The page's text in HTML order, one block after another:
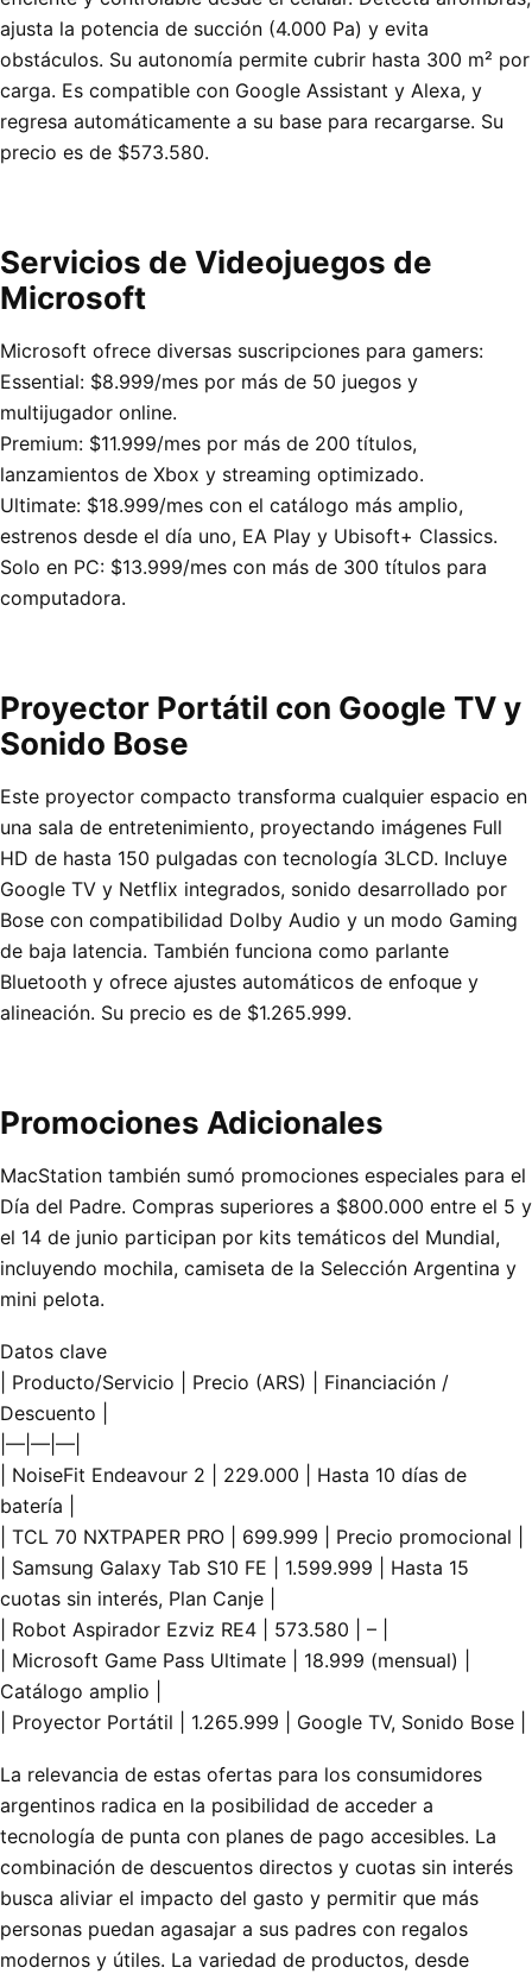
ajusta la potencia de succión (4.000 Pa) y evita
obstáculos. Su autonomía permite cubrir hasta 300 m² por
carga. Es compatible con Google Assistant y Alexa, y
regresa automáticamente a su base para recargarse. Su
precio es de $573.580.
Servicios de Videojuegos de
Microsoft
Microsoft ofrece diversas suscripciones para gamers:
Essential: $8.999/mes por más de 50 juegos y
multijugador online.
Premium: $11.999/mes por más de 200 títulos,
lanzamientos de Xbox y streaming optimizado.
Ultimate: $18.999/mes con el catálogo más amplio,
estrenos desde el día uno, EA Play y Ubisoft+ Classics.
Solo en PC: $13.999/mes con más de 300 títulos para
computadora.
Proyector Portátil con Google TV y
Sonido Bose
Este proyector compacto transforma cualquier espacio en
una sala de entretenimiento, proyectando imágenes Full
HD de hasta 150 pulgadas con tecnología 3LCD. Incluye
Google TV y Netflix integrados, sonido desarrollado por
Bose con compatibilidad Dolby Audio y un modo Gaming
de baja latencia. También funciona como parlante
Bluetooth y ofrece ajustes automáticos de enfoque y
alineación. Su precio es de $1.265.999.
Promociones Adicionales
MacStation también sumó promociones especiales para el
Día del Padre. Compras superiores a $800.000 entre el 5 y
el 14 de junio participan por kits temáticos del Mundial,
incluyendo mochila, camiseta de la Selección Argentina y
mini pelota.
Datos clave
| Producto/Servicio | Precio (ARS) | Financiación /
Descuento |
|—|—|—|
| NoiseFit Endeavour 2 | 229.000 | Hasta 10 días de
batería |
| TCL 70 NXTPAPER PRO | 699.999 | Precio promocional |
| Samsung Galaxy Tab S10 FE | 1.599.999 | Hasta 15
cuotas sin interés, Plan Canje |
| Robot Aspirador Ezviz RE4 | 573.580 | – |
| Microsoft Game Pass Ultimate | 18.999 (mensual) |
Catálogo amplio |
| Proyector Portátil | 1.265.999 | Google TV, Sonido Bose |
La relevancia de estas ofertas para los consumidores
argentinos radica en la posibilidad de acceder a
tecnología de punta con planes de pago accesibles. La
combinación de descuentos directos y cuotas sin interés
busca aliviar el impacto del gasto y permitir que más
personas puedan agasajar a sus padres con regalos
modernos y útiles. La variedad de productos, desde